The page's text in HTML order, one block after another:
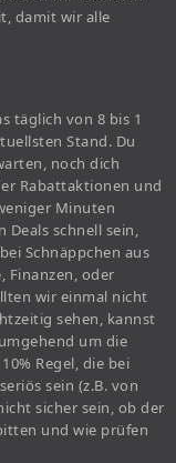
damit wir alle
täglich von 8 bis 1
Stand. Du
noch dich
Rabattaktionen und
Minuten
Deals schnell sein,
Schnäppchen aus
Finanzen, oder
wir einmal nicht
sehen, kannst
um die
Regel, die bei
sein (z.B. von
sicher sein, ob der
und wie prüfen